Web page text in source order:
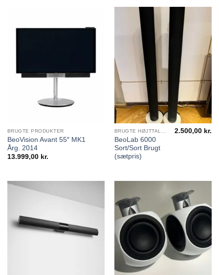
BRUGTE PRODUKTER
BeoVision Avant 55″ MK1
Årg. 2014
13.999,00 kr.
BRUGTE HØJTTALERE
BeoLab 6000
Sort/Sort Brugt
(sætpris)
2.500,00 kr.